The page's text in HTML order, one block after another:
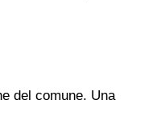
del comune. Una